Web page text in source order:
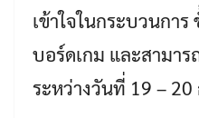
เข้าใจในกระบวนกา
บอร์ดเกม และสามา
ระหว่างวันที่ 19 –